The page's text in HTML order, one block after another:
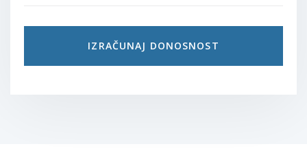
IZRAČUNAJ DONOSNOST